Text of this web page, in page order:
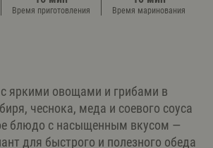
Время приготовления Время маринования
яркими овощами и грибами в
чеснока, меда и соевого соуса
блюдо с насыщенным вкусом —
для быстрого и полезного обеда